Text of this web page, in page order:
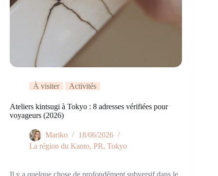
À visiter Activités
Ateliers kintsugi à Tokyo : 8 adresses vérifiées pour
voyageurs (2026)
Mariko
18/06/2026
La région du Kanto, PR, Tokyo